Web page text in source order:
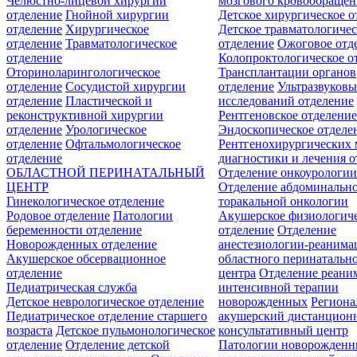
отделение Гнойной хирургии
отделение Хирургическое
отделение Травматологическое
отделение
Оториноларингологическое
отделение Сосудистой хирургии
отделение Пластической и
реконструктивной хирургии
отделение Урологическое
отделение Офтальмологическое
отделение
Детское хирургическое
Детское
отделение Ожоговое
Колопроктологическое
Трансплантации органов
отделение
исследований отделение
Рентгеновское отделение
Эндоскопическое
Рентгенохирургических
диагностики и лечения
Отделение онкоурологии
Отделение
торакальной онкологии
ОБЛАСТНОЙ ПЕРИНАТАЛЬНЫЙ
ЦЕНТР
Гинекологическое отделение
Родовое отделение Патологии
беременности отделение
Новорожденных отделение
Акушерское обсервационное
отделение
Акушерское
отделение Отделение
анестезиологии-
областного
центра Отделение
интенсивной терапии
новорожденных
акушерский
консультативный центр
Патологии
Педиатрическая служба
Детское неврологическое отделение
Педиатрическое отделение старшего
возраста Детское пульмонологическое
отделение Отделение детской